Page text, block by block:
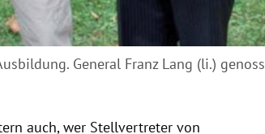
General Franz Lang (li.) genoss
auch, wer Stellvertreter von